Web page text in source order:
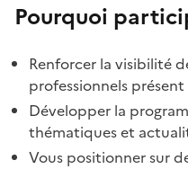
Pourquoi
Renforcer la visibilité
professionnels présent
Développer la
thématiques et
Vous positionner sur